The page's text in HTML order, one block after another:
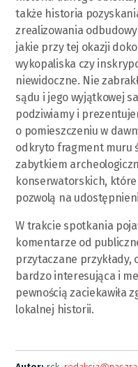
także historia
zrealizowania
jakie przy tej okazji
wykopaliska czy
niewidoczne. Nie
sądu i jego wyjątkowej
podziwiamy i
o pomieszczeniu w
odkryto fragment muru
zabytkiem
konserwatorskich,
pozwolą na
W trakcie spotkania
komentarze od
przytaczane przykłady,
bardzo interesująca i
pewnością zaciekawiła
lokalnej historii.